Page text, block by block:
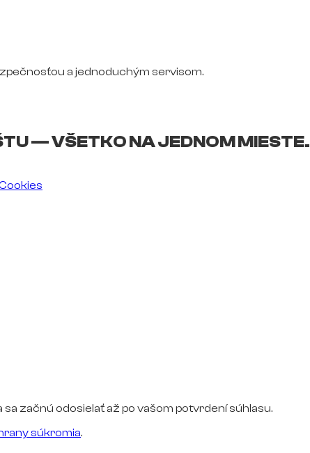
a jednoduchým servisom.
— VŠETKO NA JEDNOM MIESTE.
začnú odosielať až po vašom potvrdení súhlasu.
súkromia.